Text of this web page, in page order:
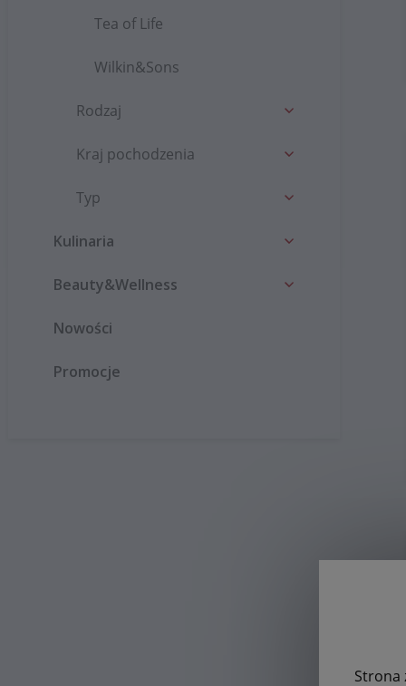
Strona
Tea of Life
Wilkin&Sons
Rodzaj
Kraj pochodzenia
Typ
Kulinaria
Beauty&Wellness
Nowości
Promocje